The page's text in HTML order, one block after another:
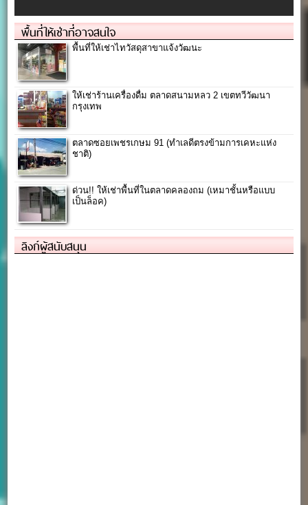
พื้นที่ให้เช่าที่อาจสนใจ
พื้นที่ให้เช่าไทวัสดุสาขาแจ้งวัฒนะ
ให้เช่าร้านเครื่องดื่ม ตลาดสนามหลว 2 เขตทวีวัฒนา
กรุงเทพ
ตลาดซอยเพชรเกษม 91 (ทำเลดีตรงข้ามการเคหะแห่ง
ชาติ)
ด่วน!! ให้เช่าพื้นที่ในตลาดคลองถม (เหมาชั้นหรือแบบ
เป็นล็อค)
ลิงก์ผู้สนับสนุน